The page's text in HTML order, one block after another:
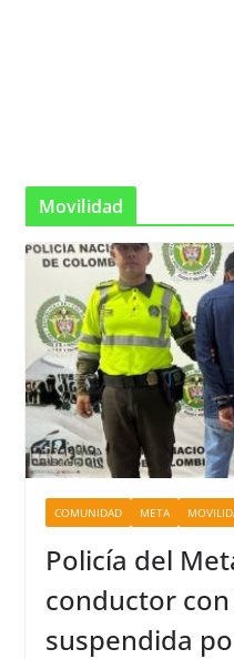
Movilidad
COMUNIDAD META
Policía del
conductor
suspendida